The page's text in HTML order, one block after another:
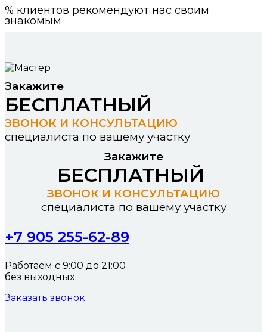
% клиентов рекомендуют нас своим
знакомым
Закажите
БЕСПЛАТНЫЙ
ЗВОНОК И КОНСУЛЬТАЦИЮ
специалиста по вашему участку
Закажите
БЕСПЛАТНЫЙ
ЗВОНОК И КОНСУЛЬТАЦИЮ
специалиста по вашему участку
+7 905 255-62-89
Работаем с 9:00 до 21:00
без выходных
Заказать звонок